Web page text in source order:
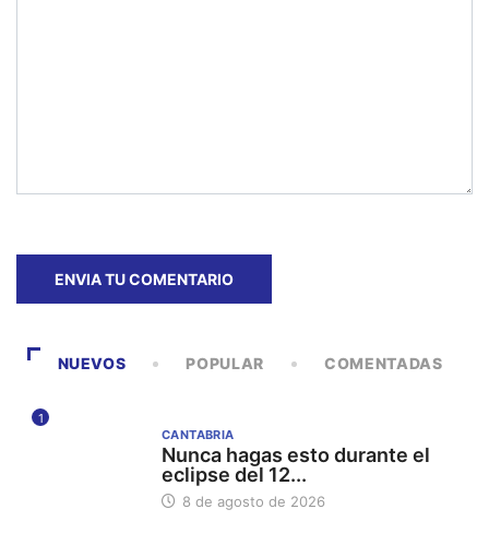
NUEVOS POPULAR COMENTADAS
1
CANTABRIA
Nunca hagas esto durante el
eclipse del 12...
8 de agosto de 2026